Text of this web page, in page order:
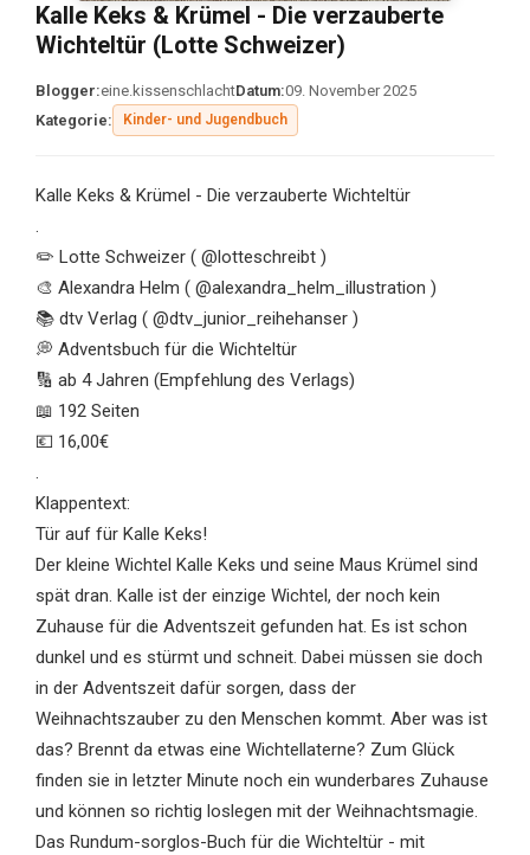
Kalle Keks & Krümel - Die verzauberte
Wichteltür (Lotte Schweizer)
Blogger:eine.kissenschlachtDatum:09. November 2025
Kategorie:
Kinder- und Jugendbuch
Kalle Keks & Krümel - Die verzauberte Wichteltür
.
✏️ Lotte Schweizer ( @lotteschreibt )
🎨 Alexandra Helm ( @alexandra_helm_illustration )
📚 dtv Verlag ( @dtv_junior_reihehanser )
💭 Adventsbuch für die Wichteltür
🔢 ab 4 Jahren (Empfehlung des Verlags)
📖 192 Seiten
💶 16,00€
.
Klappentext:
Tür auf für Kalle Keks!
Der kleine Wichtel Kalle Keks und seine Maus Krümel sind
spät dran. Kalle ist der einzige Wichtel, der noch kein
Zuhause für die Adventszeit gefunden hat. Es ist schon
dunkel und es stürmt und schneit. Dabei müssen sie doch
in der Adventszeit dafür sorgen, dass der
Weihnachtszauber zu den Menschen kommt. Aber was ist
das? Brennt da etwas eine Wichtellaterne? Zum Glück
finden sie in letzter Minute noch ein wunderbares Zuhause
und können so richtig loslegen mit der Weihnachtsmagie.
Das Rundum-sorglos-Buch für die Wichteltür - mit